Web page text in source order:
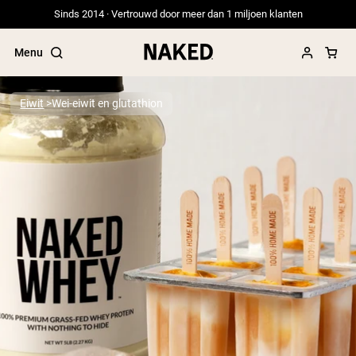
Sinds 2014 · Vertrouwd door meer dan 1 miljoen klanten
Menu
Populaire Zoektermen
”Vegan protein“
”Collagen“
”Micellar Casein“
PROTEIN POWDERSBest Seller
Erwteneiwit
Grasgevoerd Wei Eiwit Poeder
Collageenpeptiden
Eiwit Wei-eiwit en glutathion